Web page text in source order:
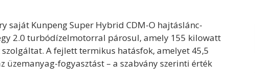
saját Kunpeng Super Hybrid CDM-O hajtáslánc-
2.0 turbódízelmotorral párosul, amely 155 kilowatt
A fejlett termikus hatásfok, amelyet 45,5
fogyasztást – a szabvány szerinti érték